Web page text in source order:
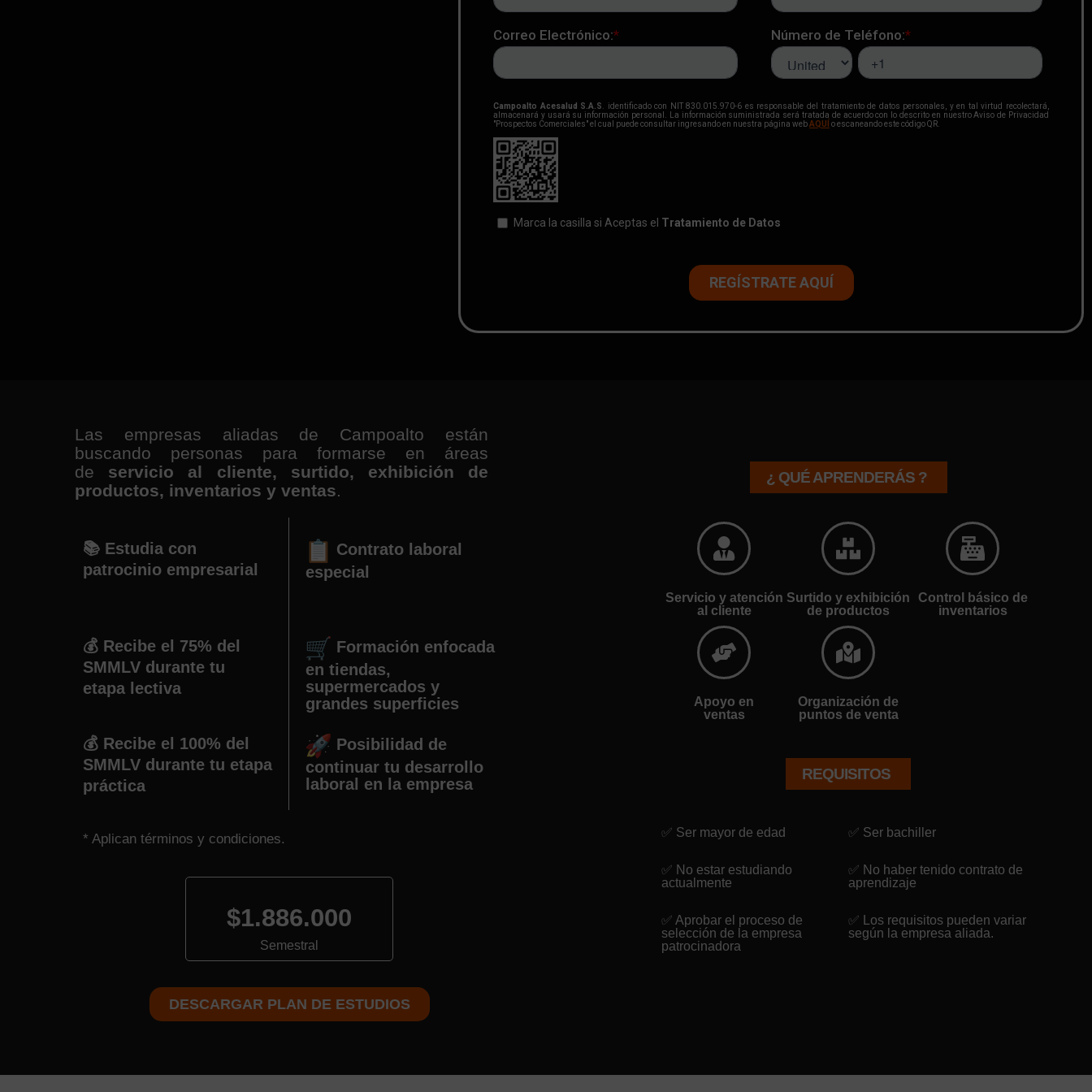
Las empresas aliadas de Campoalto están
buscando personas para formarse en áreas
de servicio al cliente, surtido, exhibición de
productos, inventarios y ventas.
📚 Estudia con
patrocinio empresarial
Contrato laboral
especial
💰 Recibe el 75% del
SMMLV durante tu
etapa lectiva
Formación enfocada
en tiendas,
supermercados y
grandes superficies
💰 Recibe el 100% del
SMMLV durante tu etapa
práctica
Posibilidad de
continuar tu desarrollo
laboral en la empresa
* Aplican términos y condiciones.
$1.886.000
Semestral
DESCARGAR PLAN DE ESTUDIOS
¿ QUÉ APRENDERÁS ?
Servicio y atención
al cliente
Surtido y exhibición
de productos
Control básico de
inventarios
Apoyo en
ventas
Organización de
puntos de venta
REQUISITOS
✅ Ser mayor de edad ✅ Ser bachiller
✅ No estar estudiando
actualmente
✅ No haber tenido contrato de
aprendizaje
✅ Aprobar el proceso de
selección de la empresa
patrocinadora
✅ Los requisitos pueden variar
según la empresa aliada.